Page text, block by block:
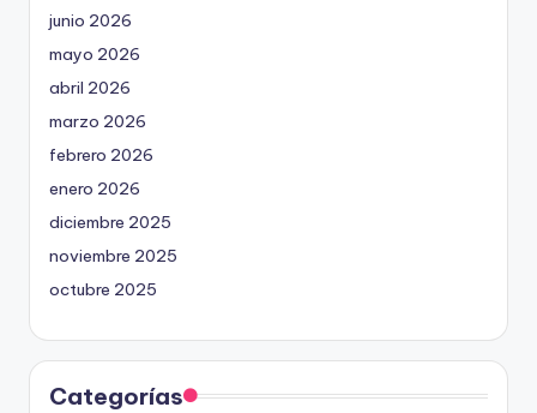
junio 2026
mayo 2026
abril 2026
marzo 2026
febrero 2026
enero 2026
diciembre 2025
noviembre 2025
octubre 2025
Categorías